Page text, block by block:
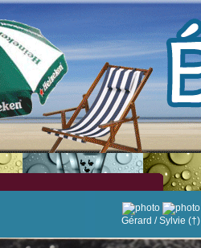
Gérard / Sylvie (†)